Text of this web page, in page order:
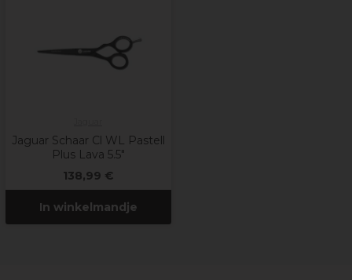
Jaguar Schaar Cl WL Pastell
Plus Lava 5.5"
138,99 €
In winkelmandje